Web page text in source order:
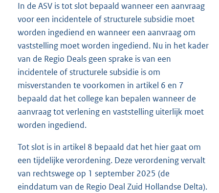
In de ASV is tot slot bepaald wanneer een aanvraag
voor een incidentele of structurele subsidie moet
worden ingediend en wanneer een aanvraag om
vaststelling moet worden ingediend. Nu in het kader
van de Regio Deals geen sprake is van een
incidentele of structurele subsidie is om
misverstanden te voorkomen in artikel 6 en 7
bepaald dat het college kan bepalen wanneer de
aanvraag tot verlening en vaststelling uiterlijk moet
worden ingediend.
Tot slot is in artikel 8 bepaald dat het hier gaat om
een tijdelijke verordening. Deze verordening vervalt
van rechtswege op 1 september 2025 (de
einddatum van de Regio Deal Zuid Hollandse Delta).